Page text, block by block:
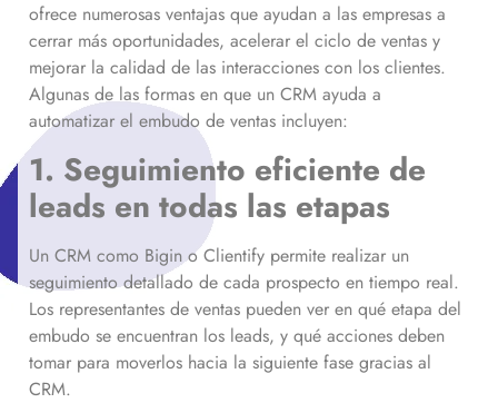
ofrece numerosas ventajas que ayudan a las empresas a
cerrar más oportunidades, acelerar el ciclo de ventas y
mejorar la calidad de las interacciones con los clientes.
Algunas de las formas en que un CRM ayuda a
automatizar el embudo de ventas incluyen:
1. Seguimiento eficiente de
leads en todas las etapas
Un CRM como Bigin o Clientify permite realizar un
seguimiento detallado de cada prospecto en tiempo real.
Los representantes de ventas pueden ver en qué etapa del
embudo se encuentran los leads, y qué acciones deben
tomar para moverlos hacia la siguiente fase gracias al
CRM.